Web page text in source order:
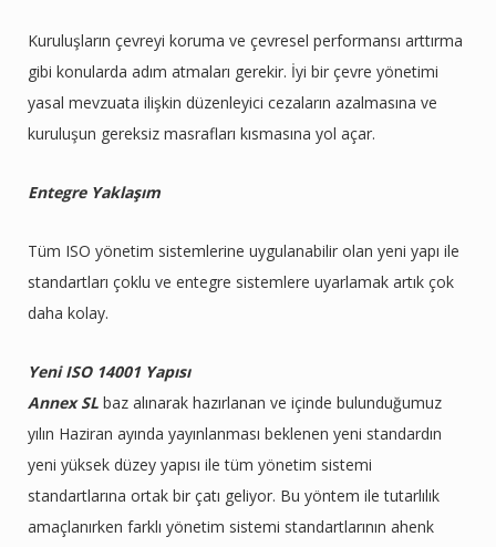
Kuruluşların çevreyi koruma ve çevresel performansı arttırma
gibi konularda adım atmaları gerekir. İyi bir çevre yönetimi
yasal mevzuata ilişkin düzenleyici cezaların azalmasına ve
kuruluşun gereksiz masrafları kısmasına yol açar.
Entegre Yaklaşım
Tüm ISO yönetim sistemlerine uygulanabilir olan yeni yapı ile
standartları çoklu ve entegre sistemlere uyarlamak artık çok
daha kolay.
Yeni ISO 14001 Yapısı
Annex SL baz alınarak hazırlanan ve içinde bulunduğumuz
yılın Haziran ayında yayınlanması beklenen yeni standardın
yeni yüksek düzey yapısı ile tüm yönetim sistemi
standartlarına ortak bir çatı geliyor. Bu yöntem ile tutarlılık
amaçlanırken farklı yönetim sistemi standartlarının ahenk